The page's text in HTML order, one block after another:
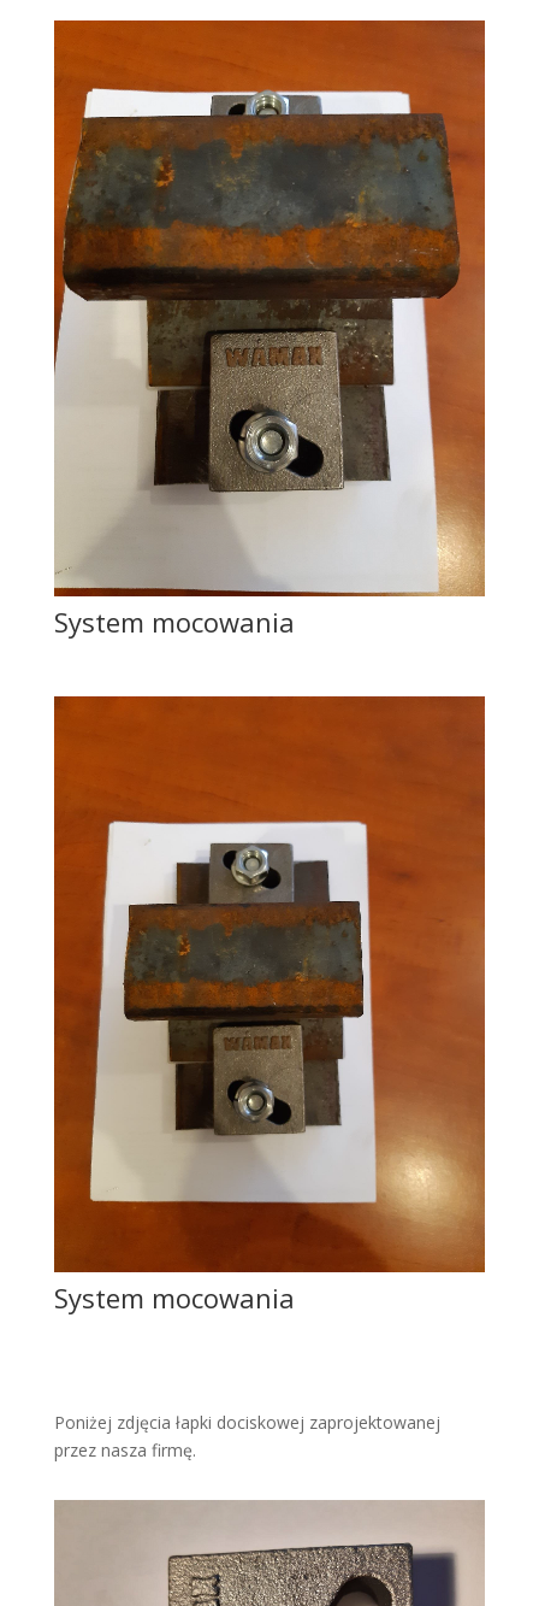
System mocowania
System mocowania
Poniżej zdjęcia łapki dociskowej zaprojektowanej
przez nasza firmę.